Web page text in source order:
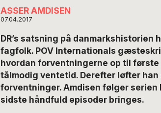
ASSER AMDISEN
07.04.2017
DR’s satsning på
fagfolk. POV Internationals
hvordan forventningerne op til
tålmodig ventetid. Derefter løfter
forventninger. Amdisen følger
sidste håndfuld episoder bringes.